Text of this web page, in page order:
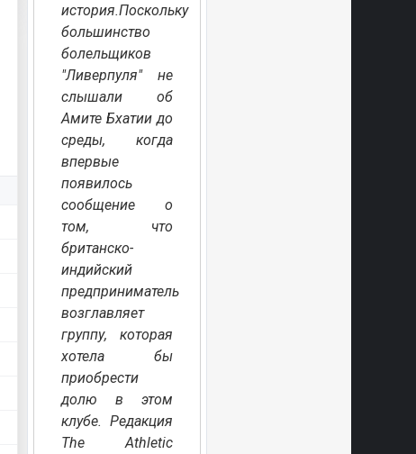
история.Поскольку
большинство
болельщиков
"Ливерпуля" не
слышали об
Амите Бхатии до
среды, когда
впервые
появилось
сообщение о
том, что
британско-
индийский
предприниматель
возглавляет
группу, которая
хотела бы
приобрести
долю в этом
клубе. Редакция
The Athletic